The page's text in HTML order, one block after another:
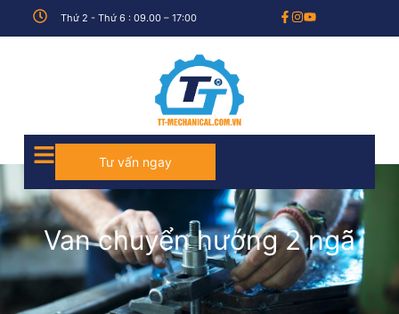
Thứ 2 - Thứ 6 : 09.00 – 17:00
Tư vấn ngay
Van chuyển hướng 2 ngã